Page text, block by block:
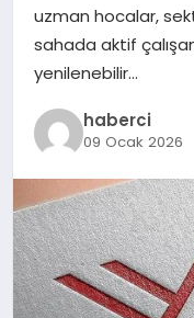
uzman hocalar,
sahada aktif
yenilenebilir…
haberci
09 Ocak 2026